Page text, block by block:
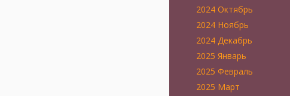
2024 Октябрь
2024 Ноябрь
2024 Декабрь
2025 Январь
2025 Февраль
2025 Март